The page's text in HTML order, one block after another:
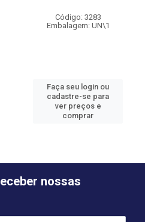
Código: 3283
Embalagem: UN\1
Faça seu login ou
cadastre-se para
ver preços e
comprar
nossas